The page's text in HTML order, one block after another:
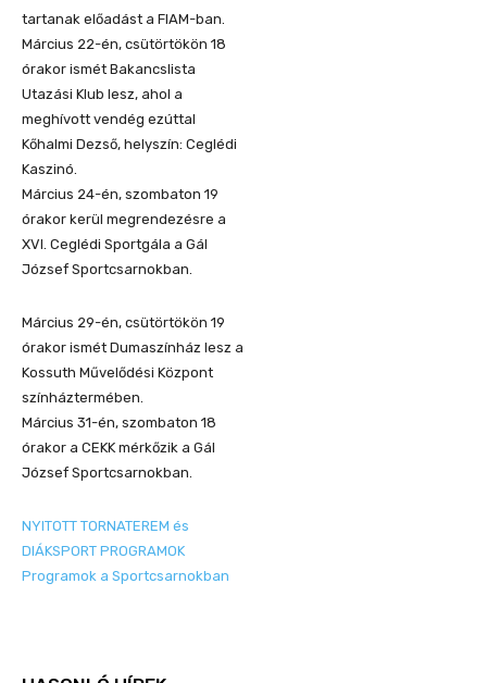
tartanak előadást a FIAM-ban.
Március 22-én, csütörtökön 18
órakor ismét Bakancslista
Utazási Klub lesz, ahol a
meghívott vendég ezúttal
Kőhalmi Dezső, helyszín: Ceglédi
Kaszinó.
Március 24-én, szombaton 19
órakor kerül megrendezésre a
XVI. Ceglédi Sportgála a Gál
József Sportcsarnokban.
Március 29-én, csütörtökön 19
órakor ismét Dumaszínház lesz a
Kossuth Művelődési Központ
színháztermében.
Március 31-én, szombaton 18
órakor a CEKK mérkőzik a Gál
József Sportcsarnokban.
NYITOTT TORNATEREM és
DIÁKSPORT PROGRAMOK
Programok a Sportcsarnokban